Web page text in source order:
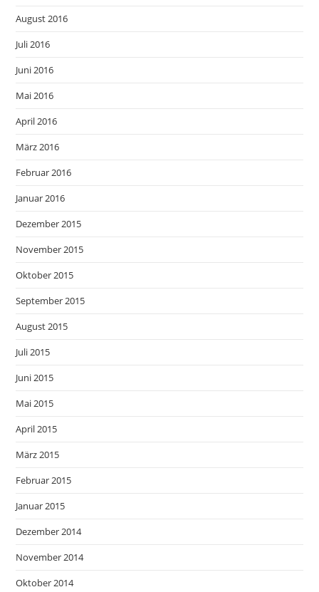
August 2016
Juli 2016
Juni 2016
Mai 2016
April 2016
März 2016
Februar 2016
Januar 2016
Dezember 2015
November 2015
Oktober 2015
September 2015
August 2015
Juli 2015
Juni 2015
Mai 2015
April 2015
März 2015
Februar 2015
Januar 2015
Dezember 2014
November 2014
Oktober 2014